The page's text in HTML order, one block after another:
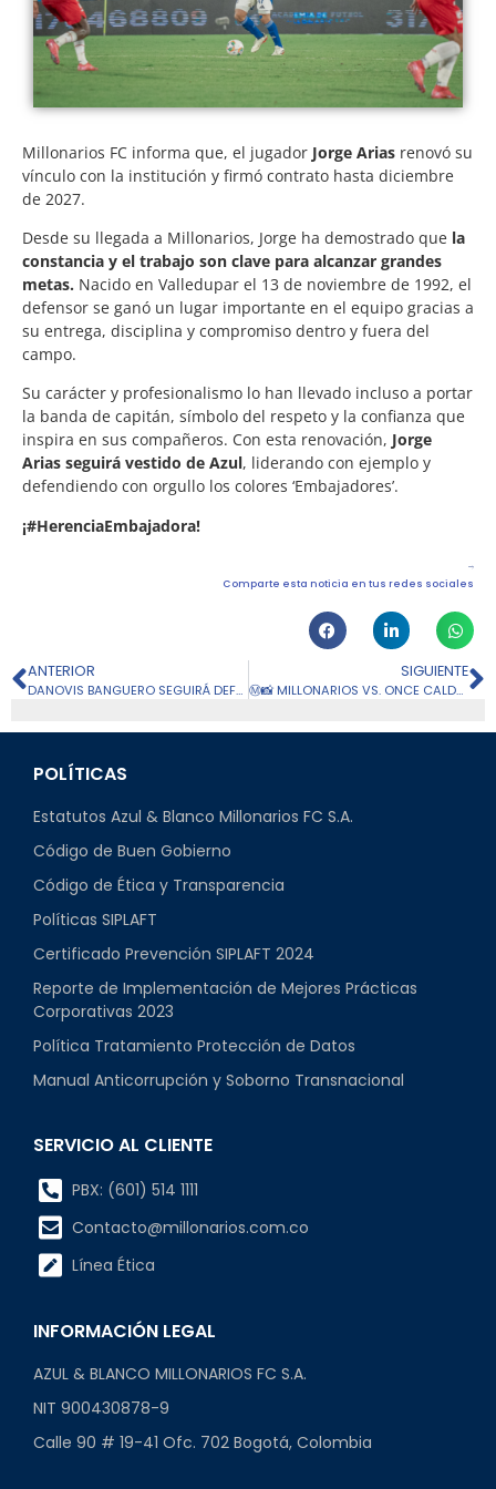
Millonarios FC informa que, el jugador Jorge Arias renovó su
vínculo con la institución y firmó contrato hasta diciembre
de 2027.
Desde su llegada a Millonarios, Jorge ha demostrado que la
constancia y el trabajo son clave para alcanzar grandes
metas. Nacido en Valledupar el 13 de noviembre de 1992, el
defensor se ganó un lugar importante en el equipo gracias a
su entrega, disciplina y compromiso dentro y fuera del
campo.
Su carácter y profesionalismo lo han llevado incluso a portar
la banda de capitán, símbolo del respeto y la confianza que
inspira en sus compañeros. Con esta renovación, Jorge
Arias seguirá vestido de Azul, liderando con ejemplo y
defendiendo con orgullo los colores ‘Embajadores’.
¡#HerenciaEmbajadora!
Comparte esta noticia en tus redes sociales
ANTERIOR
DANOVIS BANGUERO SEGUIRÁ DEFENDIENDO LA CAMISETA ‘EMBAJADORA’
SIGUIENTE
Ⓜ️📸 MILLONARIOS VS. ONCE CALDAS: FECHA 18
POLÍTICAS
Estatutos Azul & Blanco Millonarios FC S.A.
Código de Buen Gobierno
Código de Ética y Transparencia
Políticas SIPLAFT
Certificado Prevención SIPLAFT 2024
Reporte de Implementación de Mejores Prácticas
Corporativas 2023
Política Tratamiento Protección de Datos
Manual Anticorrupción y Soborno Transnacional
SERVICIO AL CLIENTE
PBX: (601) 514 1111
Contacto@millonarios.com.co
Línea Ética
INFORMACIÓN LEGAL
AZUL & BLANCO MILLONARIOS FC S.A.
NIT 900430878-9
Calle 90 # 19-41 Ofc. 702 Bogotá, Colombia